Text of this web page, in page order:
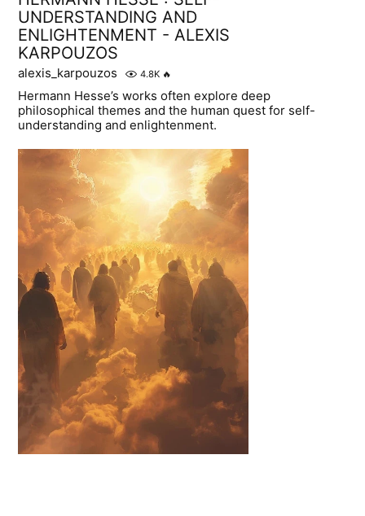
UNDERSTANDING AND
ENLIGHTENMENT - ALEXIS
KARPOUZOS
alexis_karpouzos 4.8K 🔥
Hermann Hesse’s works often explore deep
philosophical themes and the human quest for self-
understanding and enlightenment.